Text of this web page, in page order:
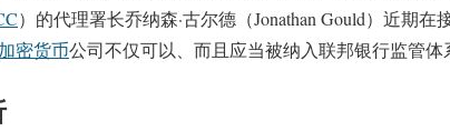
）的代理署长乔纳森·古尔德（Jonathan Gould）近期
加密货币公司不仅可以、而且应当被纳入联邦银行监管体